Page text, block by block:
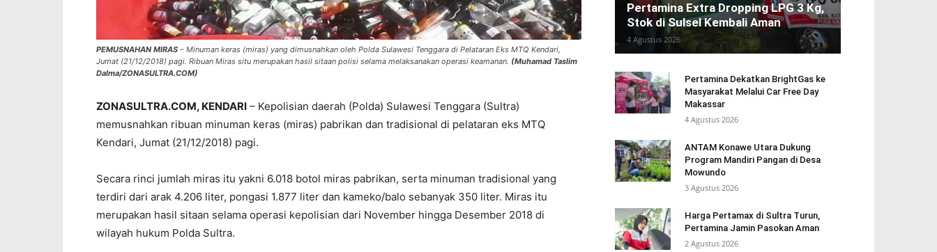
PEMUSNAHAN MIRAS – Minuman keras (miras) yang dimusnahkan oleh Polda Sulawesi Tenggara di Pelataran Eks MTQ Kendari,
Jumat (21/12/2018) pagi. Ribuan Miras situ merupakan hasil sitaan polisi selama melaksanakan operasi keamanan. (Muhamad Taslim
Dalma/ZONASULTRA.COM)
ZONASULTRA.COM, KENDARI – Kepolisian daerah (Polda) Sulawesi Tenggara (Sultra)
memusnahkan ribuan minuman keras (miras) pabrikan dan tradisional di pelataran eks MTQ
Kendari, Jumat (21/12/2018) pagi.
Secara rinci jumlah miras itu yakni 6.018 botol miras pabrikan, serta minuman tradisional yang
terdiri dari arak 4.206 liter, pongasi 1.877 liter dan kameko/balo sebanyak 350 liter. Miras itu
merupakan hasil sitaan selama operasi kepolisian dari November hingga Desember 2018 di
wilayah hukum Polda Sultra.
Pertamina Extra Dropping LPG 3 Kg,
Stok di Sulsel Kembali Aman
4 Agustus 2026
Pertamina Dekatkan BrightGas ke
Masyarakat Melalui Car Free Day
Makassar
4 Agustus 2026
ANTAM Konawe Utara Dukung
Program Mandiri Pangan di Desa
Mowundo
3 Agustus 2026
Harga Pertamax di Sultra Turun,
Pertamina Jamin Pasokan Aman
2 Agustus 2026